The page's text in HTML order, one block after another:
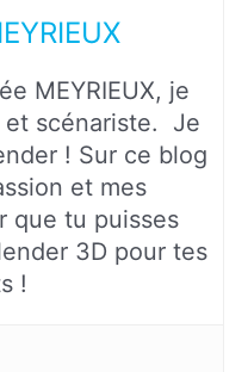
MEYRIEUX, je
et scénariste. Je
! Sur ce blog
et mes
que tu puisses
3D pour tes
!